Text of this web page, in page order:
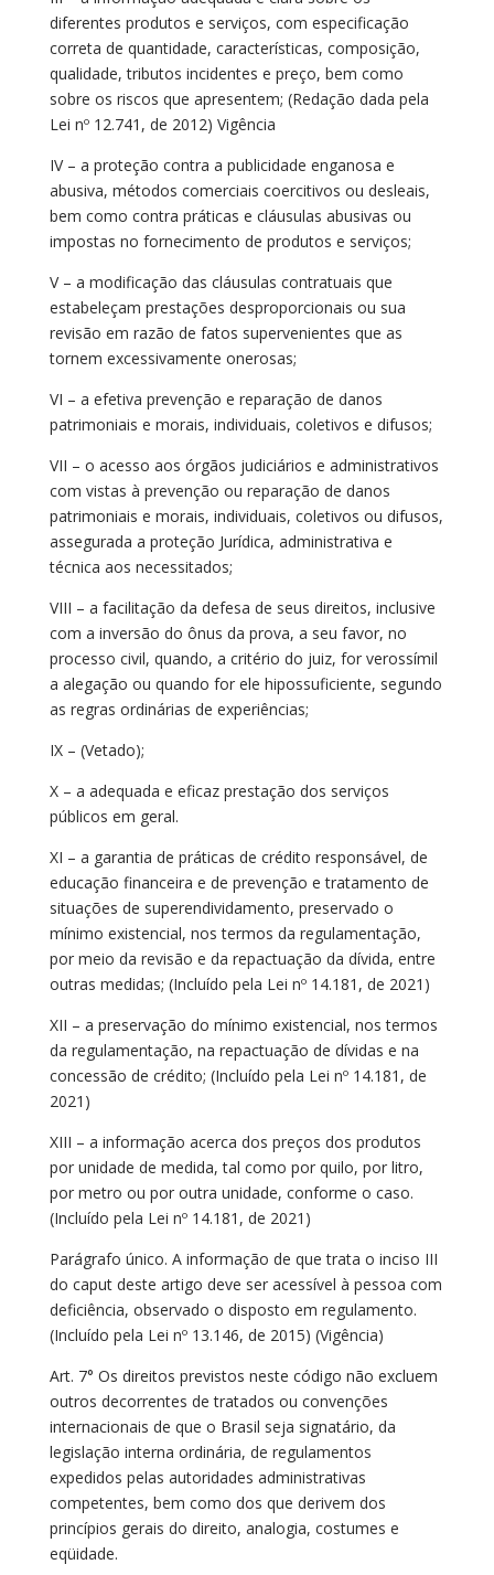
diferentes produtos e serviços, com especificação
correta de quantidade, características, composição,
qualidade, tributos incidentes e preço, bem como
sobre os riscos que apresentem; (Redação dada pela
Lei nº 12.741, de 2012) Vigência
IV – a proteção contra a publicidade enganosa e
abusiva, métodos comerciais coercitivos ou desleais,
bem como contra práticas e cláusulas abusivas ou
impostas no fornecimento de produtos e serviços;
V – a modificação das cláusulas contratuais que
estabeleçam prestações desproporcionais ou sua
revisão em razão de fatos supervenientes que as
tornem excessivamente onerosas;
VI – a efetiva prevenção e reparação de danos
patrimoniais e morais, individuais, coletivos e difusos;
VII – o acesso aos órgãos judiciários e administrativos
com vistas à prevenção ou reparação de danos
patrimoniais e morais, individuais, coletivos ou difusos,
assegurada a proteção Jurídica, administrativa e
técnica aos necessitados;
VIII – a facilitação da defesa de seus direitos, inclusive
com a inversão do ônus da prova, a seu favor, no
processo civil, quando, a critério do juiz, for verossímil
a alegação ou quando for ele hipossuficiente, segundo
as regras ordinárias de experiências;
IX – (Vetado);
X – a adequada e eficaz prestação dos serviços
públicos em geral.
XI – a garantia de práticas de crédito responsável, de
educação financeira e de prevenção e tratamento de
situações de superendividamento, preservado o
mínimo existencial, nos termos da regulamentação,
por meio da revisão e da repactuação da dívida, entre
outras medidas; (Incluído pela Lei nº 14.181, de 2021)
XII – a preservação do mínimo existencial, nos termos
da regulamentação, na repactuação de dívidas e na
concessão de crédito; (Incluído pela Lei nº 14.181, de
2021)
XIII – a informação acerca dos preços dos produtos
por unidade de medida, tal como por quilo, por litro,
por metro ou por outra unidade, conforme o caso.
(Incluído pela Lei nº 14.181, de 2021)
Parágrafo único. A informação de que trata o inciso III
do caput deste artigo deve ser acessível à pessoa com
deficiência, observado o disposto em regulamento.
(Incluído pela Lei nº 13.146, de 2015) (Vigência)
Art. 7° Os direitos previstos neste código não excluem
outros decorrentes de tratados ou convenções
internacionais de que o Brasil seja signatário, da
legislação interna ordinária, de regulamentos
expedidos pelas autoridades administrativas
competentes, bem como dos que derivem dos
princípios gerais do direito, analogia, costumes e
eqüidade.